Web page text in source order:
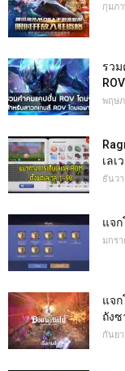
กุมภ
รวม
พฤษ
เลเ
ธันว
แจ
มกรา
แจ
ถัง
กันย